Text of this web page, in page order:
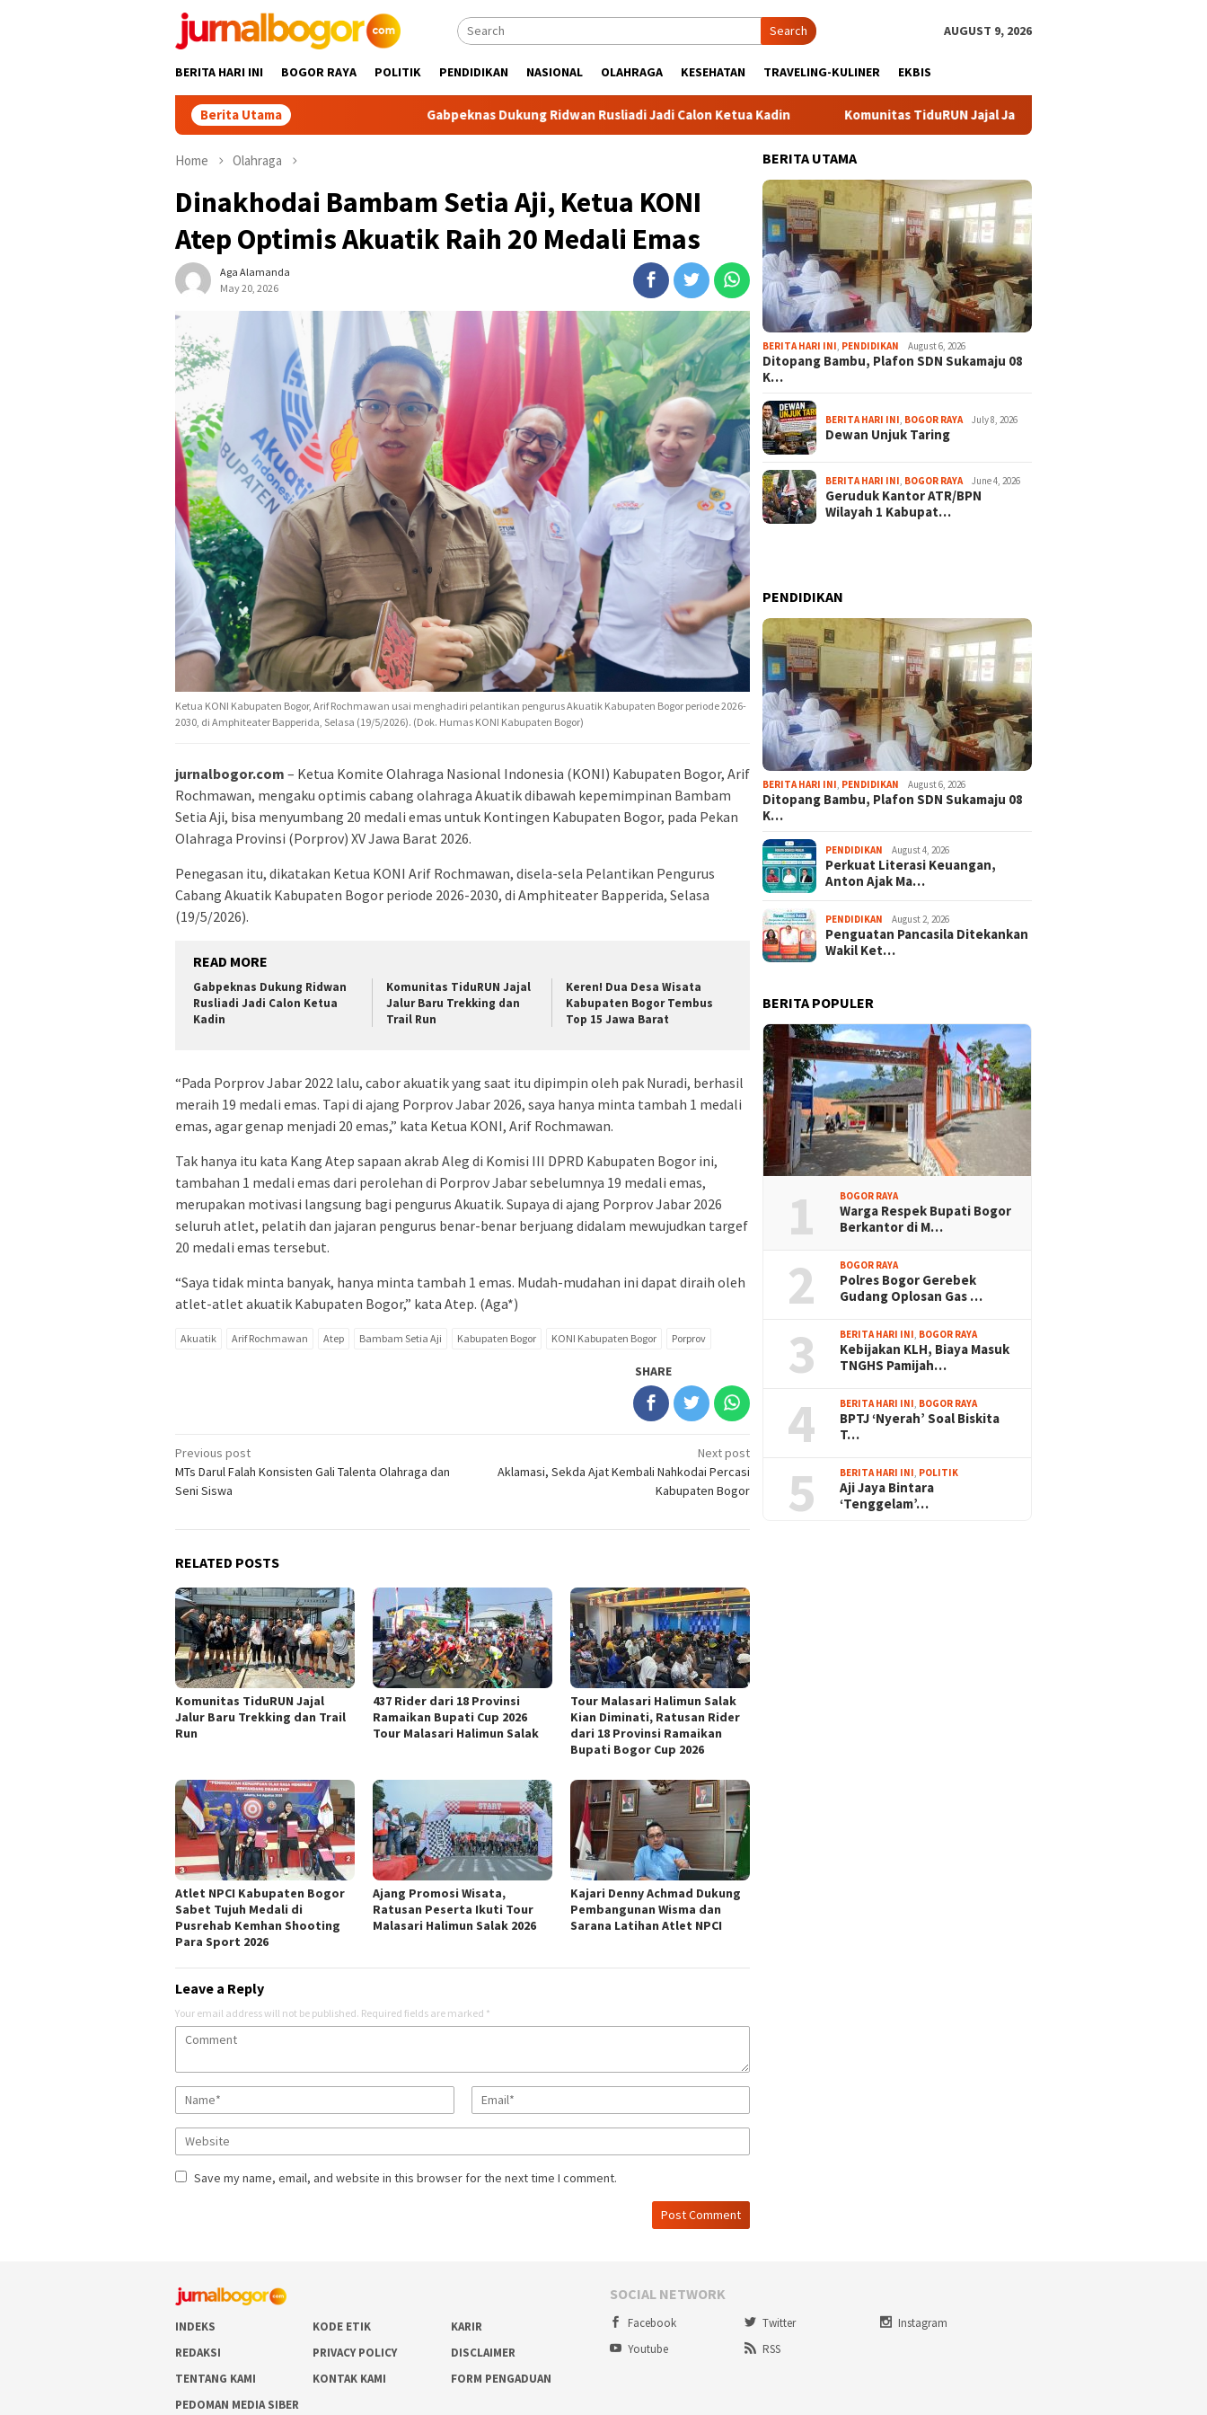
Search AUGUST 9, 2026
BERITA HARI INI BOGOR RAYA POLITIK PENDIDIKAN NASIONAL OLAHRAGA KESEHATAN TRAVELING-KULINER EKBIS
Berita Utama Gabpeknas Dukung Ridwan Rusliadi Jadi Calon Ketua Kadin Komunitas TiduRUN Jajal Jalur Baru Trekking dan Trail Run
Home Olahraga
Dinakhodai Bambam Setia Aji, Ketua KONI
Atep Optimis Akuatik Raih 20 Medali Emas
Aga Alamanda
May 20, 2026
Ketua KONI Kabupaten Bogor, Arif Rochmawan usai menghadiri pelantikan pengurus Akuatik Kabupaten Bogor periode 2026-
2030, di Amphiteater Bapperida, Selasa (19/5/2026). (Dok. Humas KONI Kabupaten Bogor)
jurnalbogor.com – Ketua Komite Olahraga Nasional Indonesia (KONI) Kabupaten Bogor, Arif
Rochmawan, mengaku optimis cabang olahraga Akuatik dibawah kepemimpinan Bambam
Setia Aji, bisa menyumbang 20 medali emas untuk Kontingen Kabupaten Bogor, pada Pekan
Olahraga Provinsi (Porprov) XV Jawa Barat 2026.
Penegasan itu, dikatakan Ketua KONI Arif Rochmawan, disela-sela Pelantikan Pengurus
Cabang Akuatik Kabupaten Bogor periode 2026-2030, di Amphiteater Bapperida, Selasa
(19/5/2026).
READ MORE
Gabpeknas Dukung Ridwan
Rusliadi Jadi Calon Ketua
Kadin
Komunitas TiduRUN Jajal
Jalur Baru Trekking dan
Trail Run
Keren! Dua Desa Wisata
Kabupaten Bogor Tembus
Top 15 Jawa Barat
“Pada Porprov Jabar 2022 lalu, cabor akuatik yang saat itu dipimpin oleh pak Nuradi, berhasil
meraih 19 medali emas. Tapi di ajang Porprov Jabar 2026, saya hanya minta tambah 1 medali
emas, agar genap menjadi 20 emas,” kata Ketua KONI, Arif Rochmawan.
Tak hanya itu kata Kang Atep sapaan akrab Aleg di Komisi III DPRD Kabupaten Bogor ini,
tambahan 1 medali emas dari perolehan di Porprov Jabar sebelumnya 19 medali emas,
merupakan motivasi langsung bagi pengurus Akuatik. Supaya di ajang Porprov Jabar 2026
seluruh atlet, pelatih dan jajaran pengurus benar-benar berjuang didalam mewujudkan targef
20 medali emas tersebut.
“Saya tidak minta banyak, hanya minta tambah 1 emas. Mudah-mudahan ini dapat diraih oleh
atlet-atlet akuatik Kabupaten Bogor,” kata Atep. (Aga*)
Akuatik Arif Rochmawan Atep Bambam Setia Aji Kabupaten Bogor KONI Kabupaten Bogor Porprov
SHARE
Post
navigation
Previous post
MTs Darul Falah Konsisten Gali Talenta Olahraga dan
Seni Siswa
Next post
Aklamasi, Sekda Ajat Kembali Nahkodai Percasi
Kabupaten Bogor
RELATED POSTS
Komunitas TiduRUN Jajal
Jalur Baru Trekking dan Trail
Run
437 Rider dari 18 Provinsi
Ramaikan Bupati Cup 2026
Tour Malasari Halimun Salak
Tour Malasari Halimun Salak
Kian Diminati, Ratusan Rider
dari 18 Provinsi Ramaikan
Bupati Bogor Cup 2026
Atlet NPCI Kabupaten Bogor
Sabet Tujuh Medali di
Pusrehab Kemhan Shooting
Para Sport 2026
Ajang Promosi Wisata,
Ratusan Peserta Ikuti Tour
Malasari Halimun Salak 2026
Kajari Denny Achmad Dukung
Pembangunan Wisma dan
Sarana Latihan Atlet NPCI
Leave a Reply
Your email address will not be published. Required fields are marked *
Save my name, email, and website in this browser for the next time I comment.
BERITA UTAMA
BERITA HARI INI PENDIDIKAN August 6, 2026
Ditopang Bambu, Plafon SDN Sukamaju 08
K…
BERITA HARI INI BOGOR RAYA July 8, 2026
Dewan Unjuk Taring
BERITA HARI INI BOGOR RAYA June 4, 2026
Geruduk Kantor ATR/BPN
Wilayah 1 Kabupat…
PENDIDIKAN
BERITA HARI INI PENDIDIKAN August 6, 2026
Ditopang Bambu, Plafon SDN Sukamaju 08
K…
PENDIDIKAN August 4, 2026
Perkuat Literasi Keuangan,
Anton Ajak Ma…
PENDIDIKAN August 2, 2026
Penguatan Pancasila Ditekankan
Wakil Ket…
BERITA POPULER
1 BOGOR RAYA
Warga Respek Bupati Bogor
Berkantor di M…
2 BOGOR RAYA
Polres Bogor Gerebek
Gudang Oplosan Gas …
3 BERITA HARI INI, BOGOR RAYA
Kebijakan KLH, Biaya Masuk
TNGHS Pamijah…
4 BERITA HARI INI, BOGOR RAYA
BPTJ ‘Nyerah’ Soal Biskita
T…
5 BERITA HARI INI, POLITIK
Aji Jaya Bintara
‘Tenggelam’…
INDEKS KODE ETIK
KARIR
REDAKSI
PRIVACY POLICY
DISCLAIMER
TENTANG KAMI
KONTAK KAMI
FORM PENGADUAN
PEDOMAN MEDIA SIBER
SOCIAL NETWORK
Facebook Twitter
Instagram
Youtube
RSS